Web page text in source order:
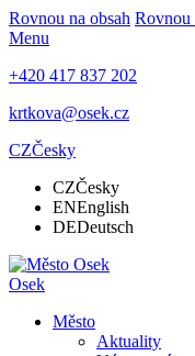
Rovnou na obsah Rovnou
Menu
+420 417 837 202
krtkova@osek.cz
CZČesky
CZČesky
ENEnglish
DEDeutsch
Osek
Město
Aktuality